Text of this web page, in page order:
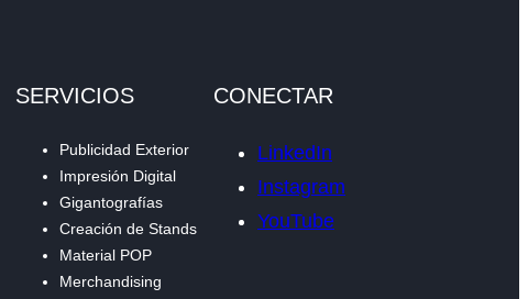
SERVICIOS
Publicidad Exterior
Impresión Digital
Gigantografías
Creación de Stands
Material POP
Merchandising
CONECTAR
LinkedIn
Instagram
YouTube